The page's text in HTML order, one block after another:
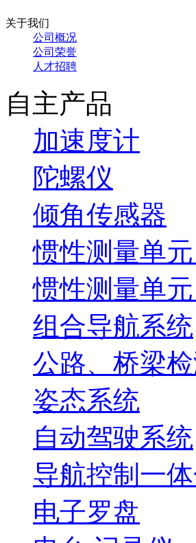
关于我们
公司概况
公司荣誉
人才招聘
自主产品
加速度计
陀螺仪
倾角传感器
惯性测量单
惯性测量单元
组合导航系统
公路、桥梁
姿态系统
自动驾驶系统
导航控制一
电子罗盘